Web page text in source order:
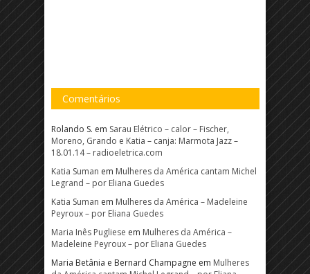
Comentários
Rolando S. em Sarau Elétrico – calor – Fischer,
Moreno, Grando e Katia – canja: Marmota Jazz –
18.01.14 – radioeletrica.com
Katia Suman em Mulheres da América cantam Michel
Legrand – por Eliana Guedes
Katia Suman em Mulheres da América – Madeleine
Peyroux – por Eliana Guedes
Maria Inês Pugliese em Mulheres da América –
Madeleine Peyroux – por Eliana Guedes
Maria Betânia e Bernard Champagne em Mulheres